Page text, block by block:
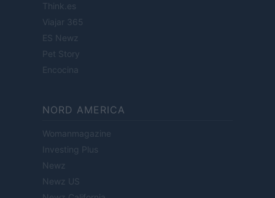
Think.es
Viajar 365
ES Newz
Pet Story
Encocina
NORD AMERICA
Womanmagazine
Investing Plus
Newz
Newz US